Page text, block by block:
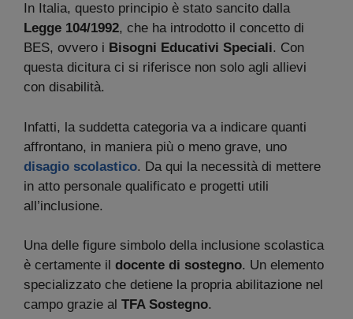
In Italia, questo principio è stato sancito dalla
Legge 104/1992, che ha introdotto il concetto di
BES, ovvero i Bisogni Educativi Speciali. Con
questa dicitura ci si riferisce non solo agli allievi
con disabilità.
Infatti, la suddetta categoria va a indicare quanti
affrontano, in maniera più o meno grave, uno
disagio scolastico. Da qui la necessità di mettere
in atto personale qualificato e progetti utili
all’inclusione.
Una delle figure simbolo della inclusione scolastica
è certamente il docente di sostegno. Un elemento
specializzato che detiene la propria abilitazione nel
campo grazie al TFA Sostegno.